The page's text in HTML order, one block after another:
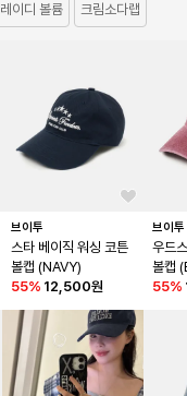
레이디 볼륨 크림소다랩
브이투
스타 베이직 워싱 코튼
볼캡 (NAVY)
55% 12,500원
브이투
우드
볼캡
55%